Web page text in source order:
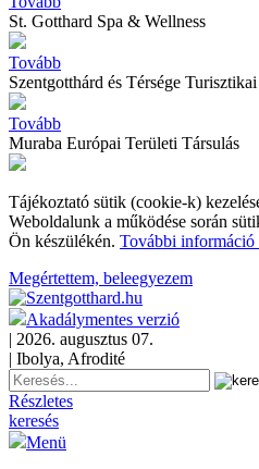
St. Gotthard Spa & Wellness
Tovább
Szentgotthárd és Térsége
Tovább
Muraba Európai Területi Társulás
Tájékoztató sütik (cookie-k)
Weboldalunk a működése során
Ön készülékén. További információ
Megértettem, beleegyezem
Akadálymentes verzió
| 2026. augusztus 07.
| Ibolya, Afrodité
Részletes
keresés
Menü